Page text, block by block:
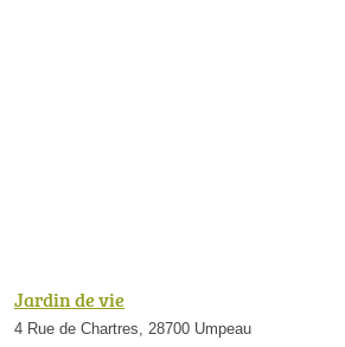
Jardin de vie
4 Rue de Chartres, 28700 Umpeau